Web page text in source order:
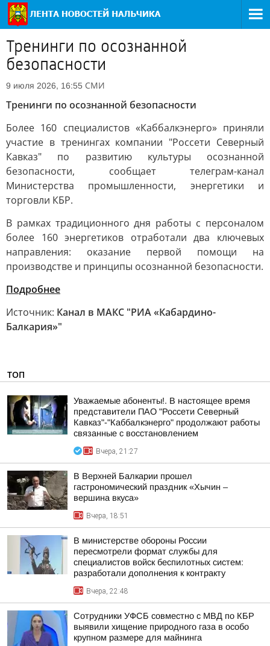
Тренинги по осознанной
безопасности
9 июля 2026, 16:55 СМИ
Тренинги по осознанной безопасности
Более 160 специалистов «Каббалкэнерго» приняли
участие в тренингах компании "Россети Северный
Кавказ" по развитию культуры осознанной
безопасности, сообщает телеграм-канал
Министерства промышленности, энергетики и
торговли КБР.
В рамках традиционного дня работы с персоналом
более 160 энергетиков отработали два ключевых
направления: оказание первой помощи на
производстве и принципы осознанной безопасности.
Подробнее
Источник: Канал в МАКС "РИА «Кабардино-
Балкария»"
ТОП
Уважаемые абоненты!. В настоящее время
представители ПАО "Россети Северный
Кавказ"-"Каббалкэнерго" продолжают работы
связанные с восстановлением
Вчера, 21:27
В Верхней Балкарии прошел
гастрономический праздник «Хычин –
вершина вкуса»
Вчера, 18:51
В министерстве обороны России
пересмотрели формат службы для
специалистов войск беспилотных систем:
разработали дополнения к контракту
Вчера, 22:48
Сотрудники УФСБ совместно с МВД по КБР
выявили хищение природного газа в особо
крупном размере для майнинга